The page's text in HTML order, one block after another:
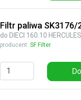
Filtr paliwa SK3176/
do DIECI 160.10 HERCULES
producent: SF Filter